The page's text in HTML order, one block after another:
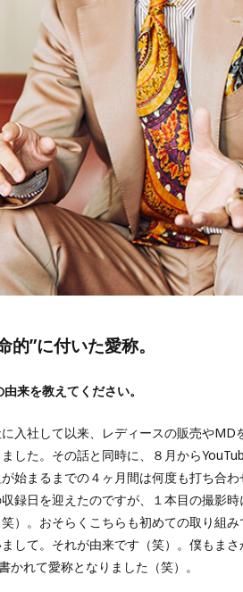
”に付いた愛称。
来を教えてください。
入社して以来、レディースの販売や
した。その話と同時に、８月から
始まるまでの４ヶ月間は何度も打ち合
録日を迎えたのですが、１本目の撮影
）。おそらくこちらも初めての取り組
して。それが由来です（笑）。僕もま
かれて愛称となりました（笑）。